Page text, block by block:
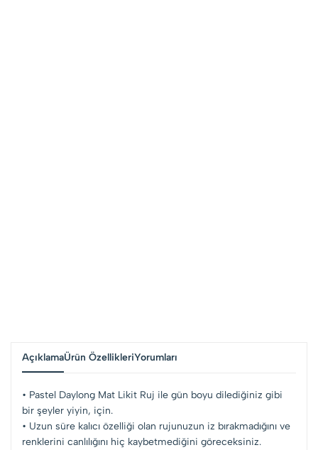
AçıklamaÜrün ÖzellikleriYorumları
• Pastel Daylong Mat Likit Ruj ile gün boyu dilediğiniz gibi
bir şeyler yiyin, için.
• Uzun süre kalıcı özelliği olan rujunuzun iz bırakmadığını ve
renklerini canlılığını hiç kaybetmediğini göreceksiniz.